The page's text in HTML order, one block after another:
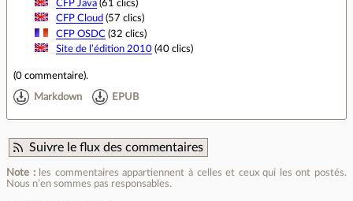
CFP Java(61 clics)
CFP Cloud (57 clics)
CFP OSDC(32 clics)
Site de l’édition 2010(40 clics)
(0 commentaire).
Markdown EPUB
Suivre le flux des commentaires
Note :les commentaires appartiennent à celles et ceux qui les ont postés.
Nous n’en sommes pas responsables.